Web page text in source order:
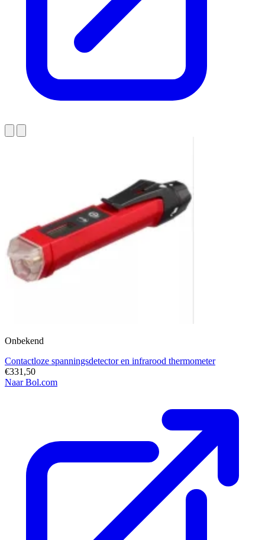
Onbekend
Contactloze spanningsdetector en infrarood thermometer
€331,50
Naar Bol.com